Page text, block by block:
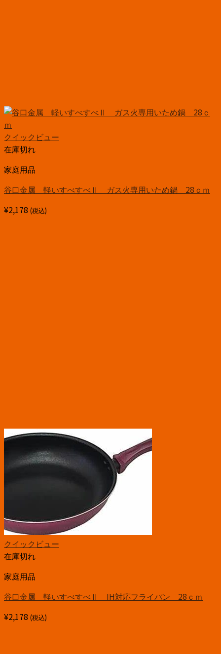
クイックビュー
在庫切れ
家庭用品
谷口金属 軽いすべすべⅡ ガス火専用いため鍋 28ｃｍ
¥2,178 (税込)
クイックビュー
在庫切れ
家庭用品
谷口金属 軽いすべすべⅡ IH対応フライパン 28ｃｍ
¥2,178 (税込)